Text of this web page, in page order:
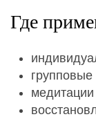
Где
групповые